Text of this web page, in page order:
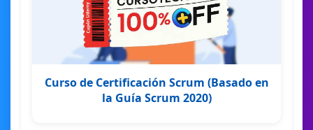
Curso de Certificación Scrum (Basado en
la Guía Scrum 2020)